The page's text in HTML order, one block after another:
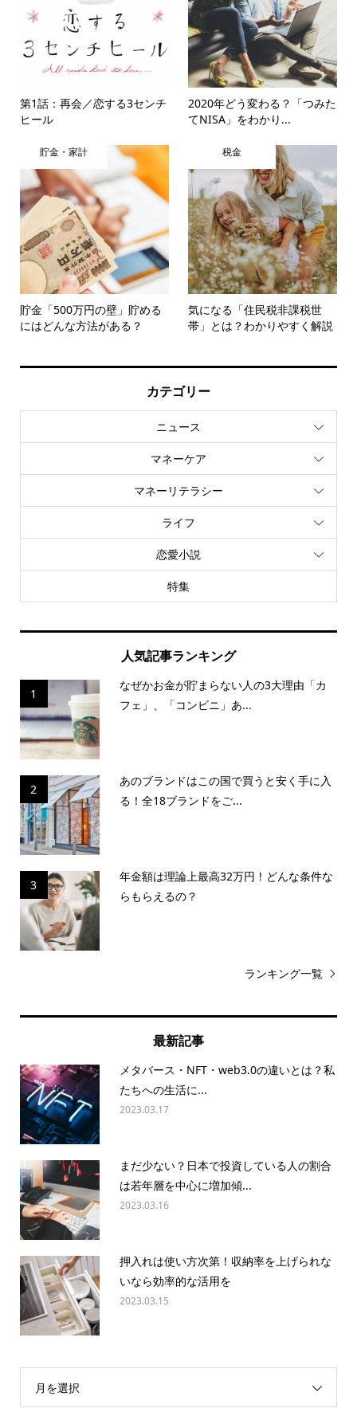
第1話：再会／恋する3センチ
ヒール
2020年どう変わる？「つみた
てNISA」をわかり...
貯金・家計
貯金「500万円の壁」貯める
にはどんな方法がある？
税金
気になる「住民税非課税世
帯」とは？わかりやすく解説
カテゴリー
ニュース
マネーケア
マネーリテラシー
ライフ
恋愛小説
特集
人気記事ランキング
1
なぜかお金が貯まらない人の3大理由「カ
フェ」、「コンビニ」あ...
2
あのブランドはこの国で買うと安く手に入
る！全18ブランドをご...
3
年金額は理論上最高32万円！どんな条件な
らもらえるの？
ランキング一覧
最新記事
メタバース・NFT・web3.0の違いとは？私
たちへの生活に...
2023.03.17
まだ少ない？日本で投資している人の割合
は若年層を中心に増加傾...
2023.03.16
押入れは使い方次第！収納率を上げられな
いなら効率的な活用を
2023.03.15
月を選択